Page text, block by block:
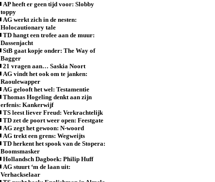
AP heeft er geen tijd voor: Slobby
toppy
AG werkt zich in de nesten:
Holocautionary tale
TD hangt een trofee aan de muur:
Dassenjacht
StB gaat kopje onder: The Way of
Bagger
21 vragen aan… Saskia Noort
AG vindt het ook om te janken:
Raoulewapper
AG gelooft het wel: Testamentie
Thomas Hogeling denkt aan zijn
erfenis: Kankerwijf
TS leest liever Freud: Verkrachtelijk
TD zet de poort weer open: Feestgate
AG zegt het gewoon: N-woord
AG trekt een grens: Wegweijts
TD herkent het spook van de Stopera:
Boomsmasker
Hollandsch Dagboek: Philip Huff
AG stuurt ‘m de laan uit:
Verhackselaar